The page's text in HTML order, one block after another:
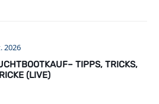
2026
TIPPS, TRICKS,
(LIVE)